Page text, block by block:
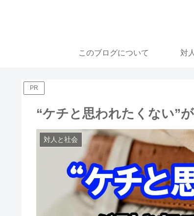
このブログについて 対
PR
“ケチと思われたくない”
対人と社会